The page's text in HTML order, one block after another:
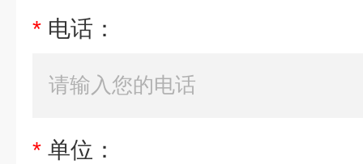
* 电话：
* 单位：